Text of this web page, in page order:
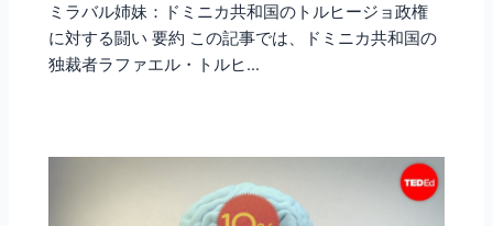
ミラバル姉妹：ドミニカ共和国のトルヒージョ政権
に対する闘い 要約 この記事では、ドミニカ共和国の
独裁者ラファエル・トルヒ…